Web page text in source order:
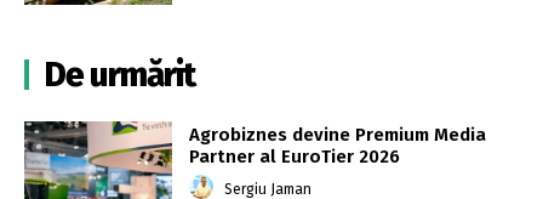
De urmărit
Agrobiznes devine Premium Media
Partner al EuroTier 2026
Sergiu Jaman